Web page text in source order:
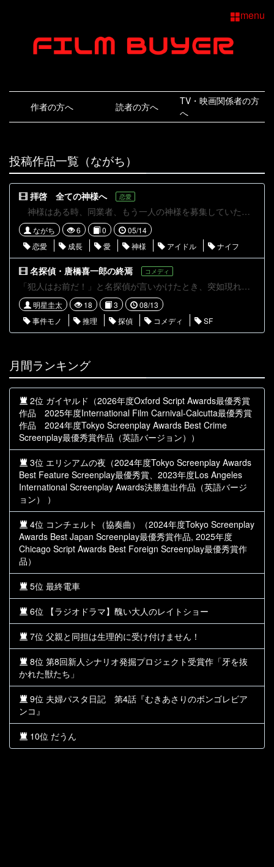
menu
作者の方へ 読者の方へ
TV・映画関係者の方
へ
投稿作品一覧（ながち）
拝啓 全ての神様へ 恋愛
神様はある時、同業者、もう一人の神様を募集していた。そんな中、高校生の主人公と出会う。神様にあこがれた主人公は、自分も神様のようになりたいと言う。しかし神様に近づくにつれて、主人公はこの世界の在り方に気づいていき……。 人を好きになること、愛すること、その切なさと温かさを描いた作品です。初めての作品なので、温かい目でよろしくお願いします！
ながち 6 0
05/14
恋愛
成長 愛 神様 アイドル ナイフ
名探偵・唐橋喜一郎の終焉 コメディ
「犯人はお前だ！」と名探偵が言いかけたとき、突如現れた全く関係ないオジサン。 荒唐無稽な供述。だが全て真実。推理は大ハズレ。 名探偵は自らのメンツを保つため、『みんながちょっと驚いて、しっかり納得できる程度」の真実を作り上げようとする・・・
明星圭太 18 3
08/13
事件モノ
推理 探偵 コメディ SF
月間ランキング
2位 ガイヤルド（2026年度Oxford Script Awards最優秀賞
作品 2025年度International Film Carnival-Calcutta最優秀賞
作品 2024年度Tokyo Screenplay Awards Best Crime
Screenplay最優秀賞作品（英語バージョン））
3位 エリシアムの夜（2024年度Tokyo Screenplay Awards
Best Feature Screenplay最優秀賞、2023年度Los Angeles
International Screenplay Awards決勝進出作品（英語バージ
ョン） ）
4位 コンチェルト（協奏曲）（2024年度Tokyo Screenplay
Awards Best Japan Screenplay最優秀賞作品, 2025年度
Chicago Script Awards Best Foreign Screenplay最優秀賞作
品）
5位 最終電車
6位 【ラジオドラマ】醜い大人のレイトショー
7位 父親と同担は生理的に受け付けません！
8位 第8回新人シナリオ発掘プロジェクト受賞作「牙を抜
かれた獣たち」
9位 夫婦パスタ日記 第4話『むきあさりのボンゴレビア
ンコ』
10位 だうん